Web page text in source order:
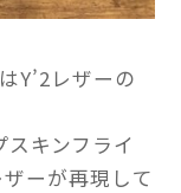
Y’2レザーの
キンフライ
ーが再現して